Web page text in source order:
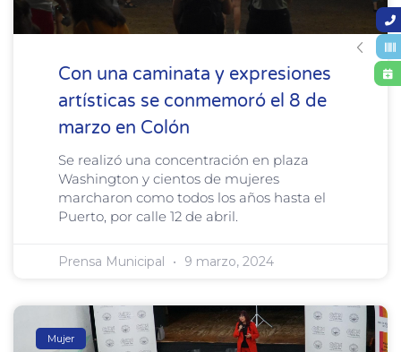
Con una caminata y expresiones
artísticas se conmemoró el 8 de
marzo en Colón
Se realizó una concentración en plaza
Washington y cientos de mujeres
marcharon como todos los años hasta el
Puerto, por calle 12 de abril.
Prensa Municipal 9 marzo, 2024
Mujer